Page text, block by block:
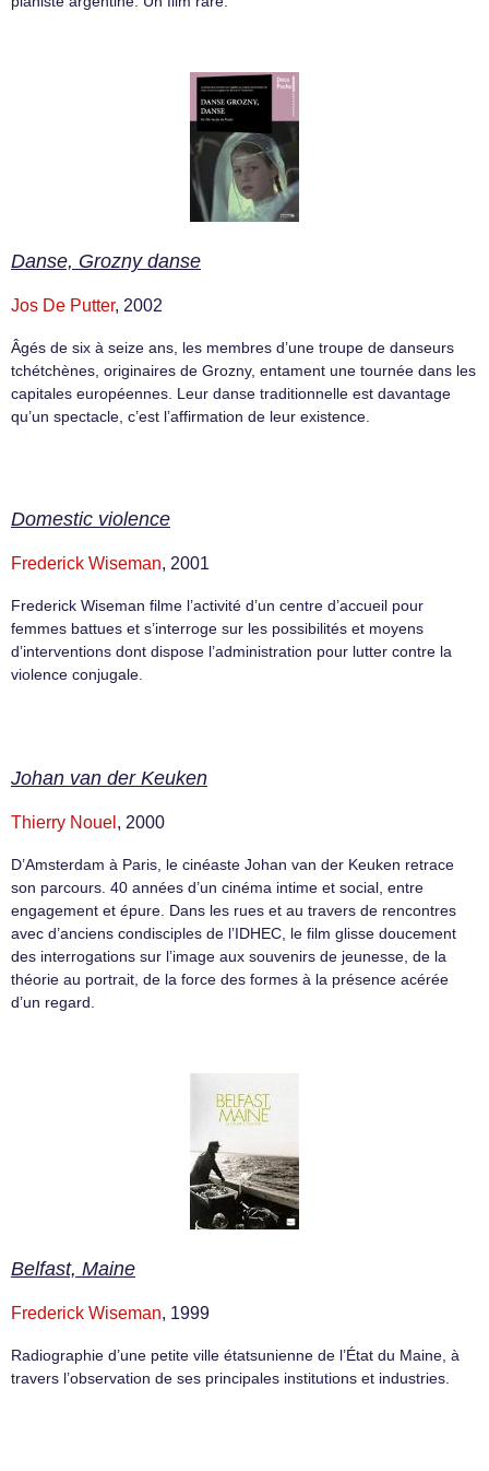
Danse, Grozny danse
Jos De Putter, 2002
Âgés de six à seize ans, les membres d’une troupe de danseurs
tchétchènes, originaires de Grozny, entament une tournée dans les
capitales européennes. Leur danse traditionnelle est davantage
qu’un spectacle, c’est l’affirmation de leur existence.
Domestic violence
Frederick Wiseman, 2001
Frederick Wiseman filme l’activité d’un centre d’accueil pour
femmes battues et s’interroge sur les possibilités et moyens
d’interventions dont dispose l’administration pour lutter contre la
violence conjugale.
Johan van der Keuken
Thierry Nouel , 2000
D’Amsterdam à Paris, le cinéaste Johan van der Keuken retrace
son parcours. 40 années d’un cinéma intime et social, entre
engagement et épure. Dans les rues et au travers de rencontres
avec d’anciens condisciples de l’IDHEC, le film glisse doucement
des interrogations sur l’image aux souvenirs de jeunesse, de la
théorie au portrait, de la force des formes à la présence acérée
d’un regard.
Belfast, Maine
Frederick Wiseman, 1999
Radiographie d’une petite ville étatsunienne de l’État du Maine, à
travers l’observation de ses principales institutions et industries.